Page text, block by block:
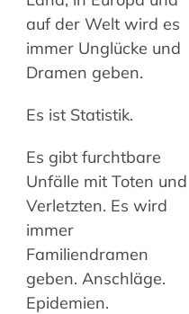
auf der Welt wird es
immer Unglücke und
Dramen geben.
Es ist Statistik.
Es gibt furchtbare
Unfälle mit Toten und
Verletzten. Es wird
immer
Familiendramen
geben. Anschläge.
Epidemien.